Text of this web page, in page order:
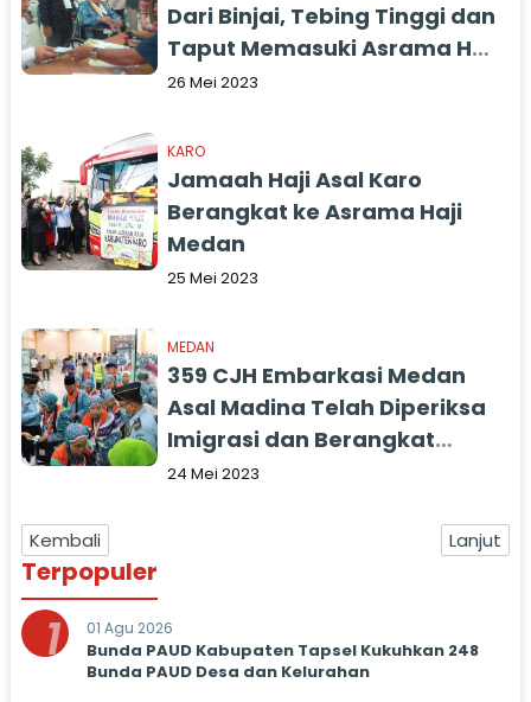
Dari Binjai, Tebing Tinggi dan
Taput Memasuki Asrama Haji
Embarkasi Medan
26 Mei 2023
KARO
Jamaah Haji Asal Karo
Berangkat ke Asrama Haji
Medan
25 Mei 2023
MEDAN
359 CJH Embarkasi Medan
Asal Madina Telah Diperiksa
Imigrasi dan Berangkat
Menuju Tanah Suci
24 Mei 2023
Kembali Lanjut
Terpopuler
1 01 Agu 2026
Bunda PAUD Kabupaten Tapsel Kukuhkan 248
Bunda PAUD Desa dan Kelurahan